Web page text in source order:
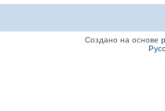
Создано на основе